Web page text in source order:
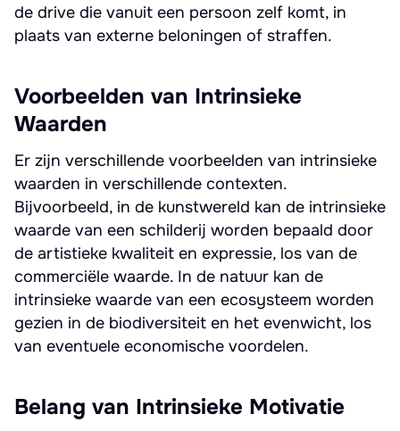
de drive die vanuit een persoon zelf komt, in
plaats van externe beloningen of straffen.
Voorbeelden van Intrinsieke
Waarden
Er zijn verschillende voorbeelden van intrinsieke
waarden in verschillende contexten.
Bijvoorbeeld, in de kunstwereld kan de intrinsieke
waarde van een schilderij worden bepaald door
de artistieke kwaliteit en expressie, los van de
commerciële waarde. In de natuur kan de
intrinsieke waarde van een ecosysteem worden
gezien in de biodiversiteit en het evenwicht, los
van eventuele economische voordelen.
Belang van Intrinsieke Motivatie